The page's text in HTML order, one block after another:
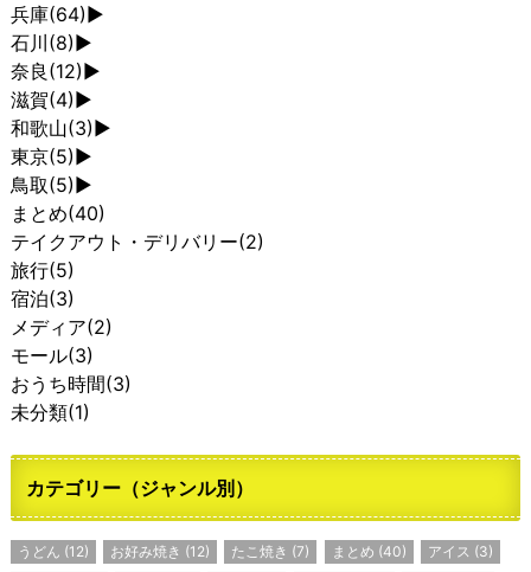
兵庫(64) ►
石川 (8) ►
奈良 (12) ►
滋賀(4) ►
和歌山(3) ►
東京(5) ►
鳥取(5) ►
まとめ(40)
テイクアウト・デリバリー(2)
旅行(5)
宿泊(3)
メディア(2)
モール(3)
おうち時間(3)
未分類(1)
カテゴリー（ジャンル別）
うどん (12) お好み焼き (12) たこ焼き (7) まとめ (40) アイス (3)